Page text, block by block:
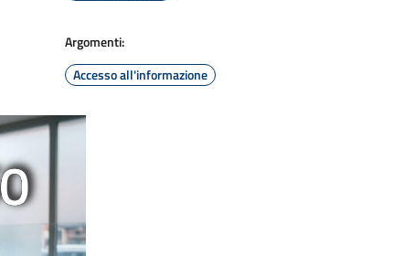
Argomenti:
Accesso all'informazione